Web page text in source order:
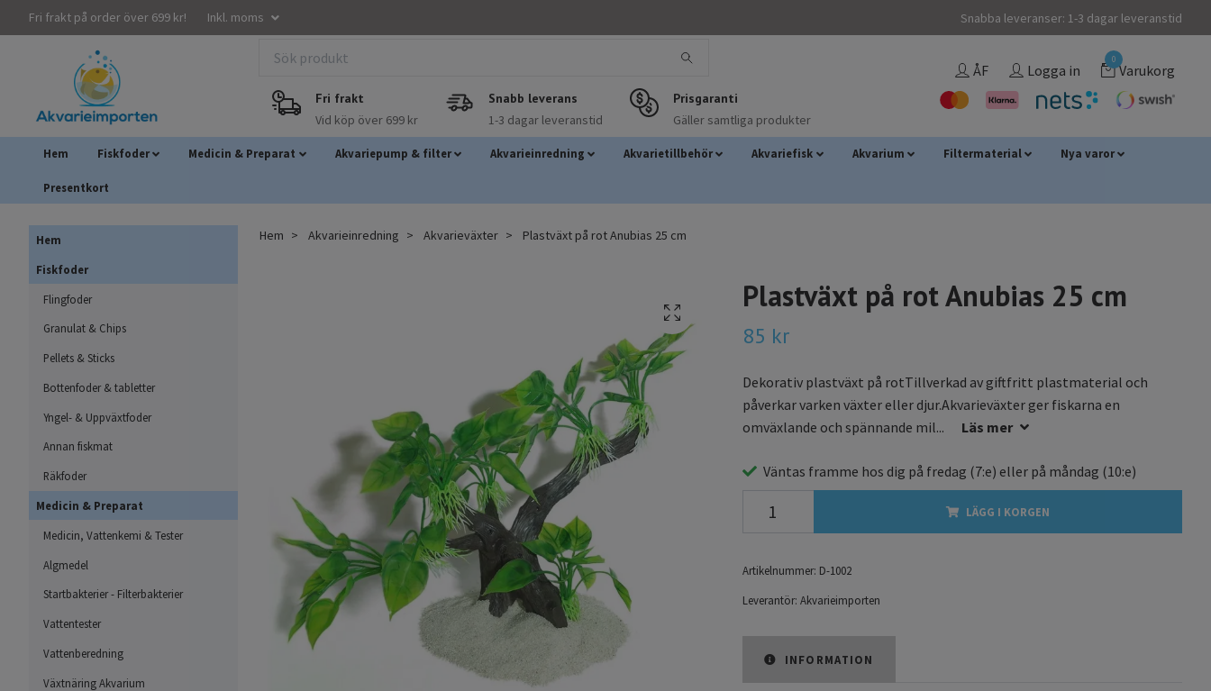
Fri frakt på order över 699 kr! Inkl. moms Snabba leveranser: 1-3 dagar leveranstid
Fri frakt
Vid köp över 699 kr
Snabb leverans
1-3 dagar leveranstid
Prisgaranti
Gäller samtliga produkter
ÅF Logga in
0
Varukorg
Hem Fiskfoder Medicin & Preparat Akvariepump & filter Akvarieinredning Akvarietillbehör Akvariefisk Akvarium Filtermaterial Nya varor
Presentkort
Hem
Fiskfoder
Flingfoder
Granulat & Chips
Pellets & Sticks
Bottenfoder & tabletter
Yngel- & Uppväxtfoder
Annan fiskmat
Räkfoder
Medicin & Preparat
Medicin, Vattenkemi & Tester
Algmedel
Startbakterier - Filterbakterier
Vattentester
Vattenberedning
Växtnäring Akvarium
Hem Akvarieinredning Akvarieväxter Plastväxt på rot Anubias 25 cm
Plastväxt på rot Anubias 25 cm
85 kr
Dekorativ plastväxt på rotTillverkad av giftfritt plastmaterial och
påverkar varken växter eller djur.Akvarieväxter ger fiskarna en
omväxlande och spännande mil...
Läs mer
Väntas framme hos dig på fredag (7:e) eller på måndag (10:e)
LÄGG I KORGEN
Artikelnummer: D-1002
Leverantör: Akvarieimporten
INFORMATION